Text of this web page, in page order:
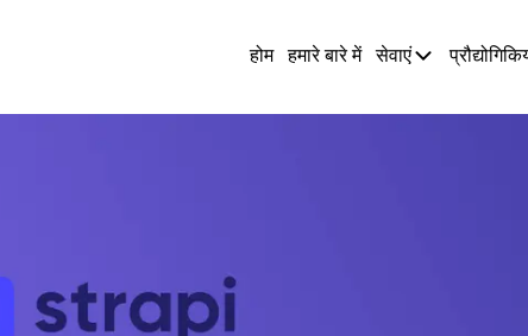
होम हमारे बारे में सेवाएं